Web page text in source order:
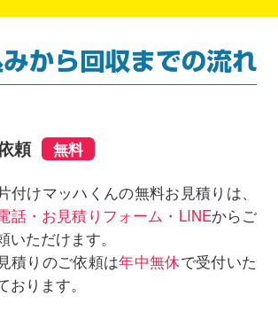
頼
付けマッハくんの無料お見積りは、
話・お見積りフォーム・LINEからご
いただけます。
積りのご依頼は年中無休で受付いた
おります。